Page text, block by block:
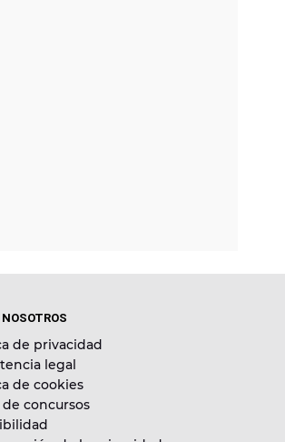
NOSOTROS
de privacidad
legal
de cookies
de concursos